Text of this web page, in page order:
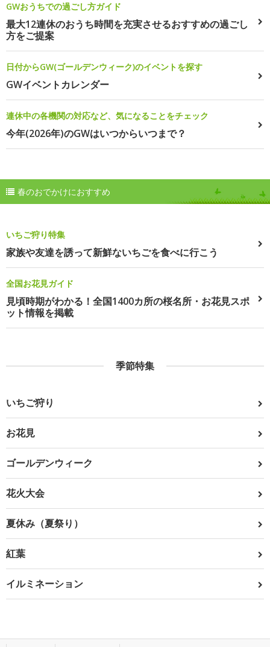
GWおうちでの過ごし方ガイド
最大12連休のおうち時間を充実させるおすすめの過ごし
方をご提案
日付からGW(ゴールデンウィーク)のイベントを探す
GWイベントカレンダー
連休中の各機関の対応など、気になることをチェック
今年(2026年)のGWはいつからいつまで？
春のおでかけにおすすめ
いちご狩り特集
家族や友達を誘って新鮮ないちごを食べに行こう
全国お花見ガイド
見頃時期がわかる！全国1400カ所の桜名所・お花見スポ
ット情報を掲載
季節特集
いちご狩り
お花見
ゴールデンウィーク
花火大会
夏休み（夏祭り）
紅葉
イルミネーション